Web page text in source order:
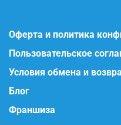
Оферта и политика
Пользовательское
Условия обмена и
Блог
Франшиза